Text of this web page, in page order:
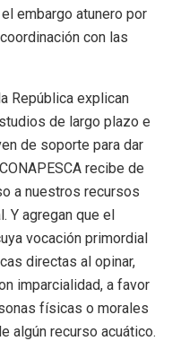
embargo atunero por
con las
República explican
de largo plazo e
de soporte para dar
recibe de
a nuestros recursos
Y agregan que el
vocación primordial
directas al opinar,
imparcialidad, a favor
físicas o morales
algún recurso acuático.